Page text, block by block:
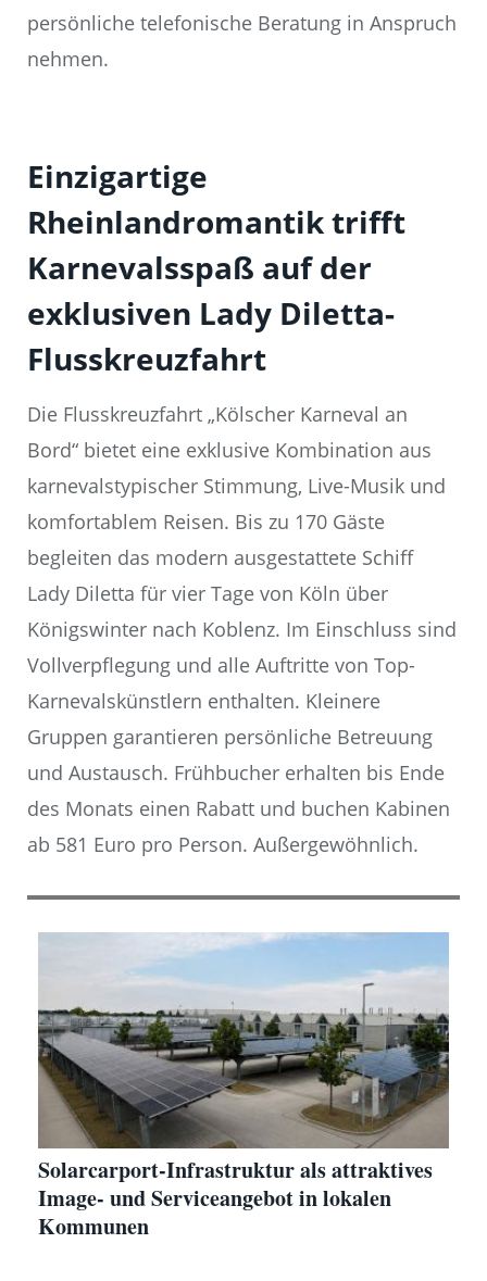
persönliche telefonische Beratung in Anspruch
nehmen.
Einzigartige
Rheinlandromantik trifft
Karnevalsspaß auf der
exklusiven Lady Diletta-
Flusskreuzfahrt
Die Flusskreuzfahrt „Kölscher Karneval an
Bord“ bietet eine exklusive Kombination aus
karnevalstypischer Stimmung, Live-Musik und
komfortablem Reisen. Bis zu 170 Gäste
begleiten das modern ausgestattete Schiff
Lady Diletta für vier Tage von Köln über
Königswinter nach Koblenz. Im Einschluss sind
Vollverpflegung und alle Auftritte von Top-
Karnevalskünstlern enthalten. Kleinere
Gruppen garantieren persönliche Betreuung
und Austausch. Frühbucher erhalten bis Ende
des Monats einen Rabatt und buchen Kabinen
ab 581 Euro pro Person. Außergewöhnlich.
Solarcarport-Infrastruktur als attraktives
Image- und Serviceangebot in lokalen
Kommunen